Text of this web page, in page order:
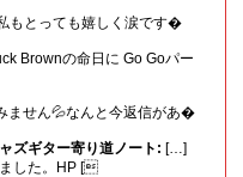
もとっても嬉しく涙です�
Brownの命日に Go Goパー
ません💦なんと今返信があ�
ズギター寄り道ノート: […]
した。HP [